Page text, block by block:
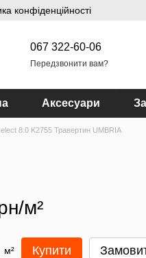
конфіденційності
067 322-60-06
Передзвонити вам?
Аксесуари
8.0 K2755 Травертин UMBRIA
м²
м² Купити